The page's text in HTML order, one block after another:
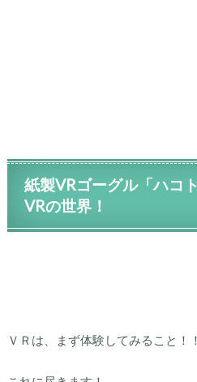
紙製VRゴーグル「ハコ
VRの世界！
ＶＲは、まず体験してみること！！